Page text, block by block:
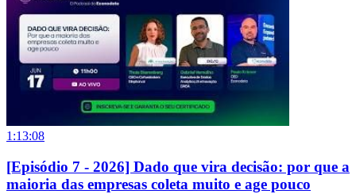
1:13:08
[Episódio 7 - 2026] Dado que vira decisão: por que a
maioria das empresas coleta muito e age pouco